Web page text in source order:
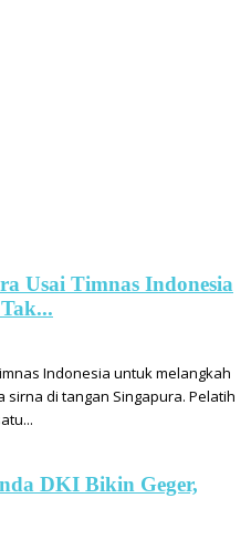
Usai Timnas Indonesia
Indonesia untuk melangkah
sirna di tangan Singapura. Pelatih
DKI Bikin Geger,